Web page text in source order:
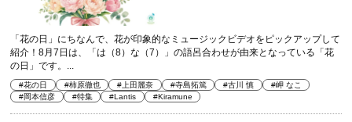
「花の日」にちなんで、花が印象的なミュージックビデオをピックアップして
紹介！8月7日は、「は（8）な（7）」の語呂合わせが由来となっている「花
の日」です。...
#花の日 #柿原徹也 #上田麗奈 #寺島拓篤 #古川 慎
#岬 なこ
#岡本信彦
#特集 #Lantis #Kiramune